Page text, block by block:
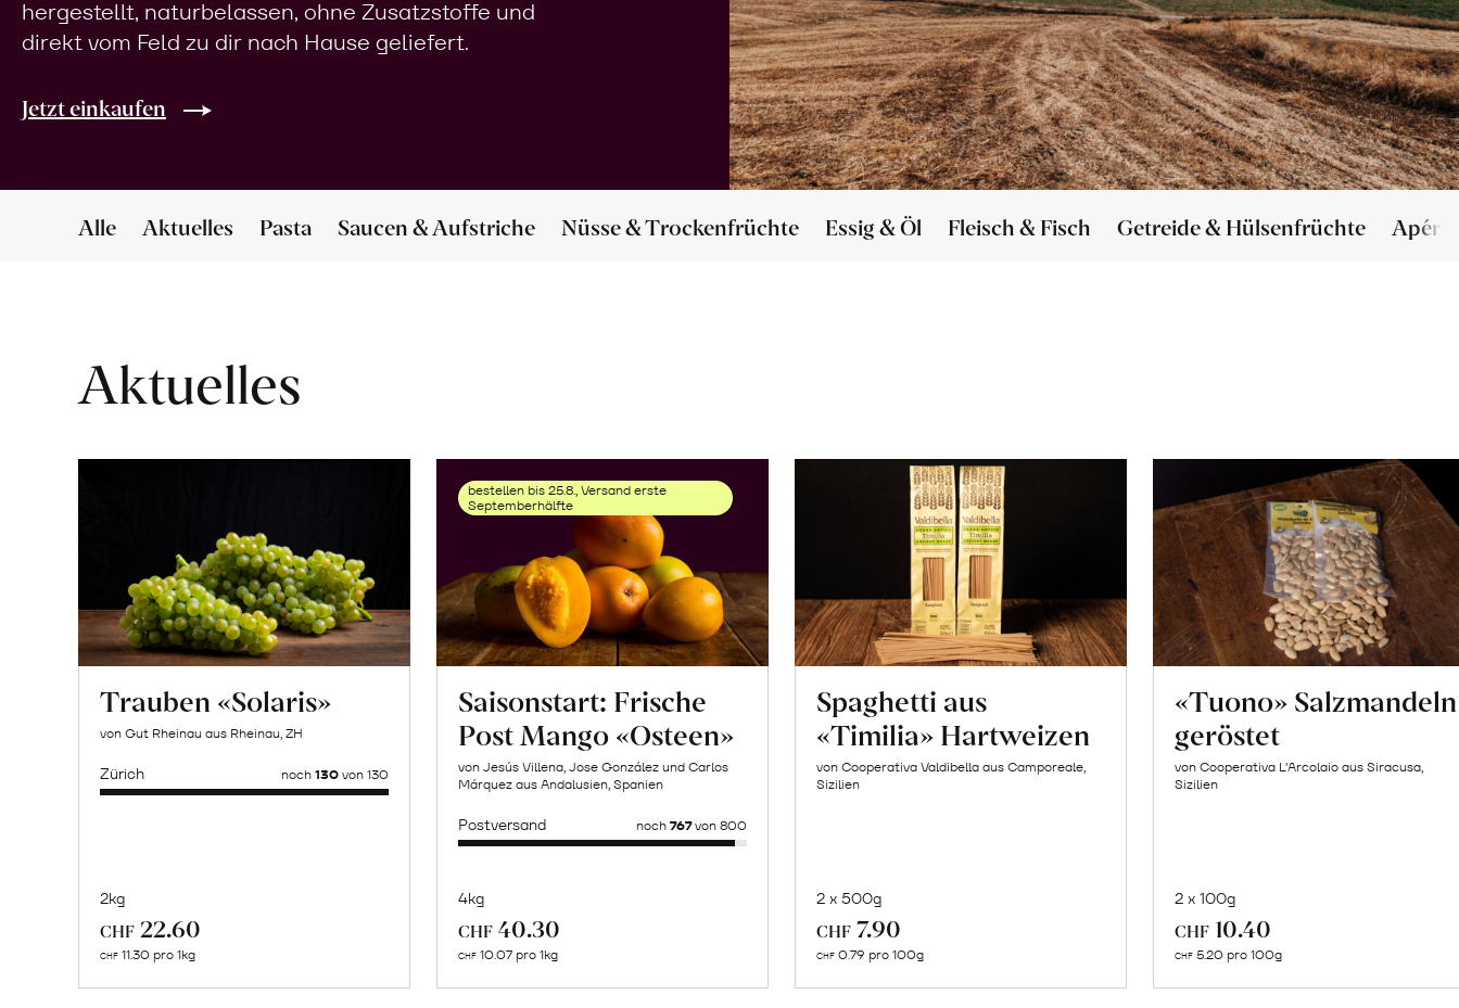
hergestellt, naturbelassen, ohne Zusatzstoffe und
direkt vom Feld zu dir nach Hause geliefert.
Jetzt einkaufen
Alle Aktuelles Pasta Saucen & Aufstriche Nüsse & Trockenfrüchte Essig & Öl Fleisch & Fisch Getreide & Hülsenfrüchte Apéro
Aktuelles
Trauben «Solaris»
von Gut Rheinau aus Rheinau, ZH
Zürich noch 130von 130
2kg
CHF 22.60
CHF 11.30 pro 1kg
Naturbelassene
bestellen bis 25.8., Versand erste
Septemberhälfte
Saisonstart: Frische
Post Mango «Osteen»
von Jesús Villena, Jose González und Carlos
Márquez aus Andalusien, Spanien
Postversand noch 767von 800
4kg
CHF 40.30
CHF 10.07 pro 1kg
Naturbelassene
Spaghetti aus
«Timilia» Hartweizen
von Cooperativa Valdibella aus Camporeale,
Sizilien
2 x 500g
CHF 7.90
CHF 0.79 pro 100g
«Tuono» Salzmandeln
geröstet
von Cooperativa L’Arcolaio aus Siracusa,
Sizilien
2 x 100g
CHF 10.40
CHF 5.20 pro 100g